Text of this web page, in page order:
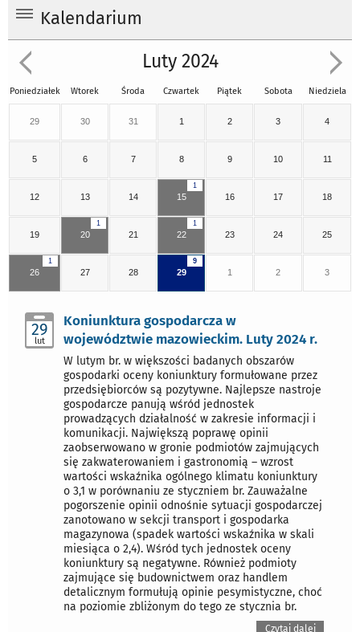
Kalendarium
Luty 2024
Poniedziałek Wtorek Środa Czwartek Piątek Sobota Niedziela
29 30 31 1 2 3 4
5 6 7 8 9 10 11
12 13 14
1
15 16 17 18
19
1
20 21
1
22 23 24 25
1
26 27 28
9
29 1 2 3
29
lut
Koniunktura gospodarcza w
województwie mazowieckim. Luty 2024 r.
W lutym br. w większości badanych obszarów
gospodarki oceny koniunktury formułowane przez
przedsiębiorców są pozytywne. Najlepsze nastroje
gospodarcze panują wśród jednostek
prowadzących działalność w zakresie informacji i
komunikacji. Największą poprawę opinii
zaobserwowano w gronie podmiotów zajmujących
się zakwaterowaniem i gastronomią – wzrost
wartości wskaźnika ogólnego klimatu koniunktury
o 3,1 w porównaniu ze styczniem br. Zauważalne
pogorszenie opinii odnośnie sytuacji gospodarczej
zanotowano w sekcji transport i gospodarka
magazynowa (spadek wartości wskaźnika w skali
miesiąca o 2,4). Wśród tych jednostek oceny
koniunktury są negatywne. Również podmioty
zajmujące się budownictwem oraz handlem
detalicznym formułują opinie pesymistyczne, choć
na poziomie zbliżonym do tego ze stycznia br.
Czytaj dalej